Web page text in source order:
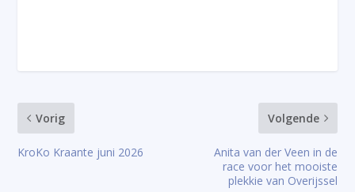
Vorig
KroKo Kraante juni 2026
Volgende
Anita van der Veen in de
race voor het mooiste
plekkie van Overijssel